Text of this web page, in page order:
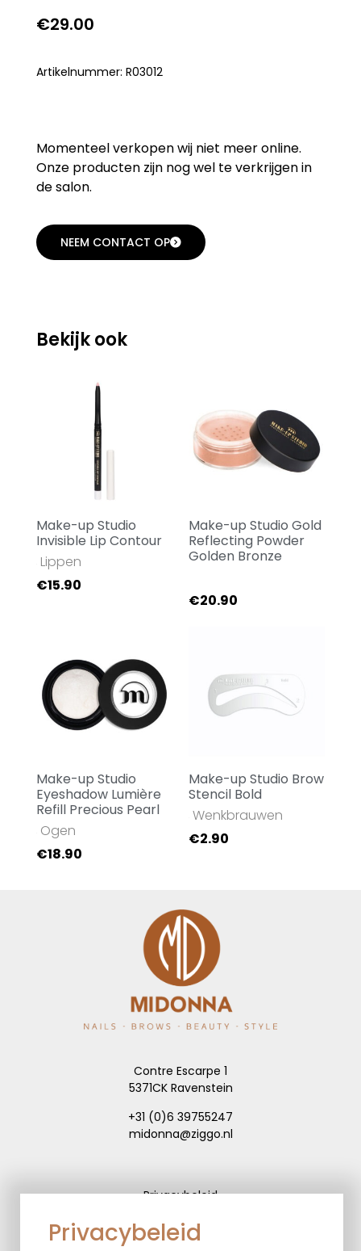
€29.00
Artikelnummer: R03012
Momenteel verkopen wij niet meer online.
Onze producten zijn nog wel te verkrijgen in
de salon.
NEEM CONTACT OP
Bekijk ook
Lippen
Make-up Studio
Invisible Lip Contour
€15.90
Make-up Studio Gold
Reflecting Powder
Golden Bronze
€20.90
Ogen
Make-up Studio
Eyeshadow Lumière
Refill Precious Pearl
€18.90
Face Wenkbrauwen
Make-up Studio Brow
Stencil Bold
€2.90
Contre Escarpe 1
5371CK Ravenstein
+31 (0)6 39755247
midonna@ziggo.nl
Privacybeleid
Verzend- en leveringsbeleid
Privacybeleid